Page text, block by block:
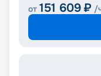
от 151 609 ₽ /